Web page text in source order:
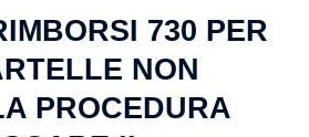
730 PER
NON
PROCEDURA